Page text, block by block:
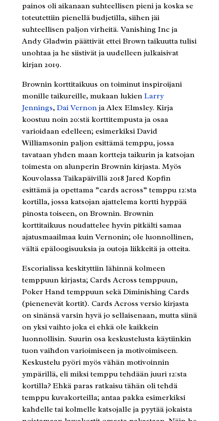
painos oli aikanaan suhteellisen pieni ja koska se
toteutettiin pienellä budjetilla, siihen jäi
suhteellisen paljon virheitä. Vanishing Inc ja
Andy Gladwin päättivät ettei Brown taikuutta tulisi
unohtaa ja he siistivät ja uudelleen julkaisivat
kirjan 2019.
Brownin korttitaikuus on toiminut inspiroijani
monille taikureille, mukaan lukien Larry
Jennings, Dai Vernonja Alex Elmsley. Kirja
koostuu noin 20:stä korttitempusta ja osaa
varioidaan edelleen; esimerkiksi David
Williamsonin paljon esittämä temppu, jossa
tavataan yhden maan kortteja taikurin ja katsojan
toimesta on alunperin Brownin kirjasta. Myös
Kouvolassa Taikapäivillä 2018 Jared Kopfin
esittämä ja opettama ”cards across” temppu 12:sta
kortilla, jossa katsojan ajattelema kortti hyppää
pinosta toiseen, on Brownin. Brownin
korttitaikuus noudattelee hyvin pitkälti samaa
ajatusmaailmaa kuin Vernonin; ole luonnollinen,
vältä epäloogisuuksia ja outoja liikkeitä ja otteita.
Escorialissa keskityttiin lähinnä kolmeen
temppuun kirjasta; Cards Across temppuun,
Poker Hand temppuun sekä Diminishing Cards
(pienenevät kortit). Cards Across versio kirjasta
on sinänsä varsin hyvä jo sellaisenaan, mutta siinä
on yksi vaihto joka ei ehkä ole kaikkein
luonnollisin. Suurin osa keskustelusta käytiinkin
tuon vaihdon varioimiseen ja motivoimiseen.
Keskustelu pyöri myös vähän motivoinnin
ympärillä, eli miksi temppu tehdään juuri 12:sta
kortilla? Ehkä paras ratkaisu tähän oli tehdä
temppu kuvakorteilla; antaa pakka esimerkiksi
kahdelle tai kolmelle katsojalle ja pyytää jokaista